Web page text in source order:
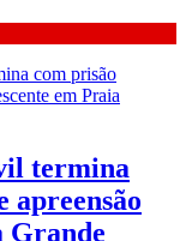
termina
apreensão
Grande